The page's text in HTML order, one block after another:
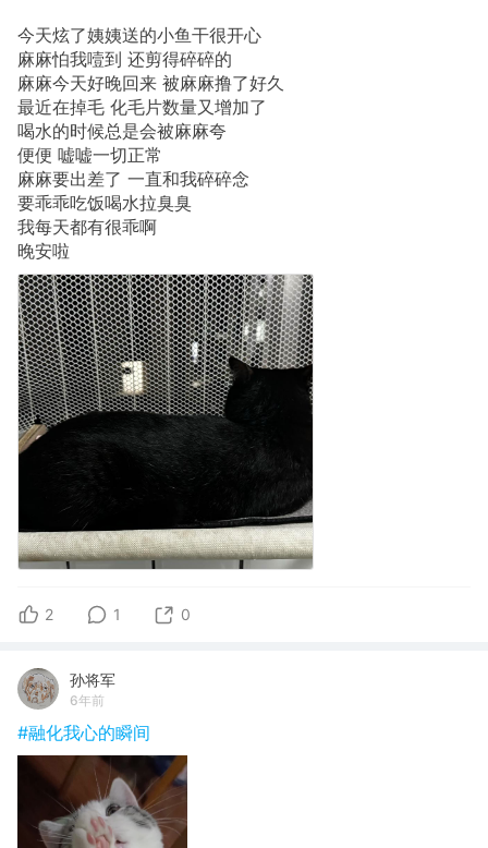
今天炫了姨姨送的小鱼干很开心
麻麻怕我噎到 还剪得碎碎的
麻麻今天好晚回来 被麻麻撸了好久
最近在掉毛 化毛片数量又增加了
喝水的时候总是会被麻麻夸
便便 嘘嘘一切正常
麻麻要出差了 一直和我碎碎念
要乖乖吃饭喝水拉臭臭
我每天都有很乖啊
晚安啦
2 1 0
孙将军
6年前
#融化我心的瞬间